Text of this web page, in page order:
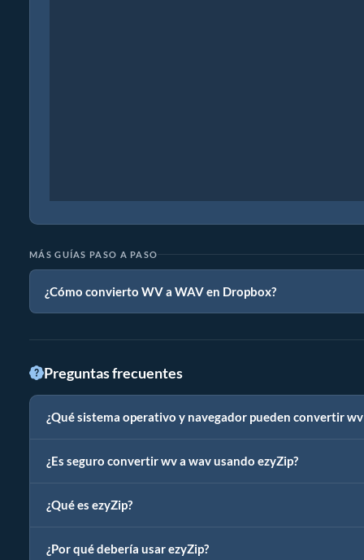
MÁS GUÍAS PASO A PASO
¿Cómo convierto WV a WAV en Dropbox?
Preguntas frecuentes
¿Qué sistema operativo y navegador pueden convertir wv
¿Es seguro convertir wv a wav usando ezyZip?
¿Qué es ezyZip?
¿Por qué debería usar ezyZip?